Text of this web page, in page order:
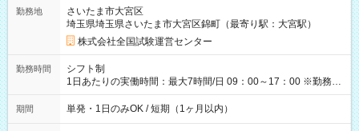
例】 ・河合塾模擬試験 8:30～17:30（休憩1時間） 時給1,300円
×8時間＝日収10,400円＋交通費 ※当日の役割により時給＋100
円の場合あり ・国家試験 7:00～13:30（休憩なし） 時給1,300
円（役割手当＋100円）×6時間＝日収8,400円＋交通費 【試用期
間】試用期間なし
勤務地
さいたま市大宮区
埼玉県埼玉県さいたま市大宮区錦町（最寄り駅：大宮駅）
株式会社全国試験運営センター
勤務時間
シフト制
1日あたりの実働時間：最大7時間/日 09：00～17：00 ※勤務時
間は 試験により異なります。
期間 単発・1日のみOK / 短期（1ヶ月以内）